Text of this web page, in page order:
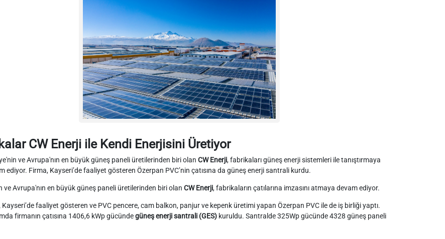
CW Enerji ile Kendi Enerjisini Üretiyor
ve Avrupa'nın en büyük güneş paneli üretilerinden biri olan CW Enerji, fabrikaları güneş enerji sistemleri ile tanıştırmaya
ediyor. Firma, Kayseri’de faaliyet gösteren Özerpan PVC’nin çatısına da güneş enerji santrali kurdu.
ve Avrupa'nın en büyük güneş paneli üretilerinden biri olan CW Enerji, fabrikaların çatılarına imzasını atmaya devam ediyor.
Kayseri’de faaliyet gösteren ve PVC pencere, cam balkon, panjur ve kepenk üretimi yapan Özerpan PVC ile de iş birliği yaptı.
firmanın çatısına 1406,6 kWp gücündegüneş enerji santrali (GES)kuruldu. Santralde 325Wp gücünde 4328 güneş paneli